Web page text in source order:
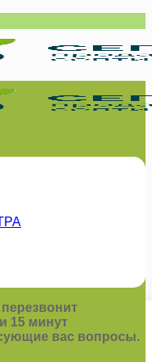
15 минут
вас вопросы.